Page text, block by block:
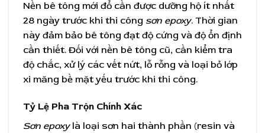
Nền bê tông mới đổ cần được dưỡng hộ ít nhất
28 ngày trước khi thi công sơn epoxy. Thời gian
này đảm bảo bê tông đạt độ cứng và độ ổn định
cần thiết. Đối với nền bê tông cũ, cần kiểm tra
độ chắc, xử lý các vết nứt, lỗ rỗng và loại bỏ lớp
xi măng bề mặt yếu trước khi thi công.
Tỷ Lệ Pha Trộn Chính Xác
Sơn epoxylà loại sơn hai thành phần (resin và